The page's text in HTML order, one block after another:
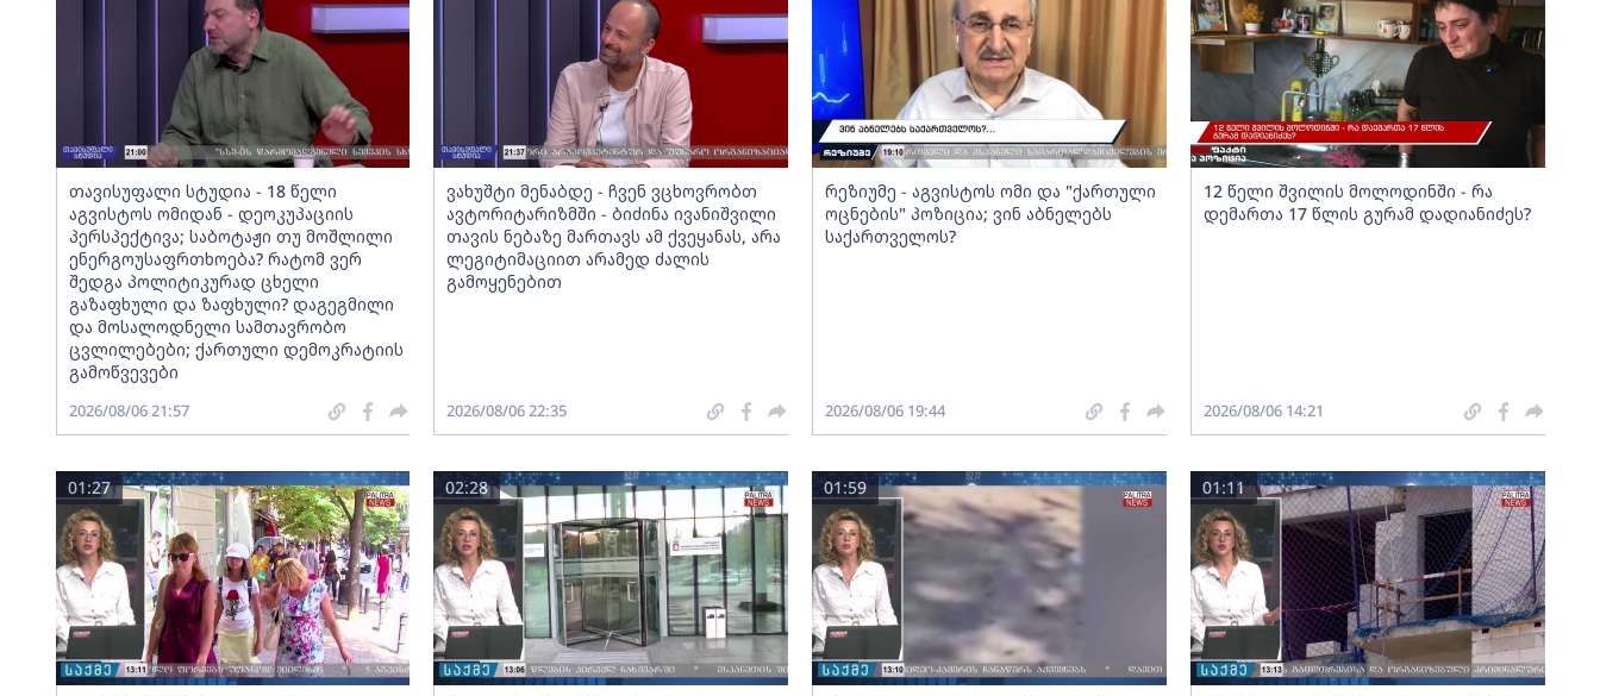
თავისუფალი სტუდია - 18 წელი
აგვისტოს ომიდან - დეოკუპაციის
პერსპექტივა; საბოტაჟი თუ მოშლილი
ენერგოუსაფრთხოება? რატომ ვერ
შედგა პოლიტიკურად ცხელი
გაზაფხული და ზაფხული? დაგეგმილი
და მოსალოდნელი სამთავრობო
ცვლილებები; ქართული დემოკრატიის
გამოწვევები
2026/08/06 21:57
ვახუშტი მენაბდე - ჩვენ ვცხოვრობთ
ავტორიტარიზმში - ბიძინა ივანიშვილი
თავის ნებაზე მართავს ამ ქვეყანას, არა
ლეგიტიმაციით არამედ ძალის
გამოყენებით
2026/08/06 22:35
რეზიუმე - აგვისტოს ომი და "ქართული
ოცნების" პოზიცია; ვინ აბნელებს
საქართველოს?
2026/08/06 19:44
12 წელი შვილის მოლოდინში - რა
დემართა 17 წლის გურამ დადიანიძეს?
2026/08/06 14:21
01:27 02:28 01:59 01:11